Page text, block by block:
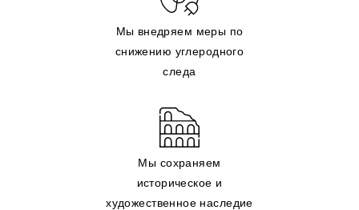
Мы внедряем меры по
снижению углеродного
следа
Мы сохраняем
историческое и
художественное наследие